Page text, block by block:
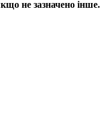
не зазначено інше.